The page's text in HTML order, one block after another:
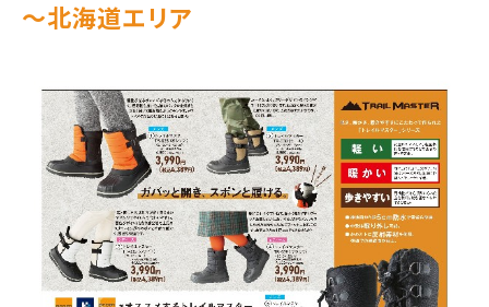
～北海道エリア